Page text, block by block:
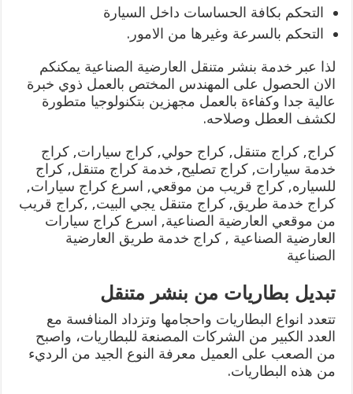
التحكم بكافة الحساسات داخل السيارة
التحكم بالسرعة وغيرها من الامور.
لذا عبر خدمة بنشر متنقل العارضية الصناعية يمكنكم
الان الحصول على المهندس المختص بالعمل ذوي خبرة
عالية جدا وكفاءة بالعمل مجهزين بتكنولوجيا متطورة
لكشف العطل وصلاحه.
كراج, كراج متنقل, كراج حولي, كراج سيارات, كراج
خدمة سيارات, كراج تصليح, خدمة كراج متنقل, كراج
للسياره, كراج قريب من موقعي, اسرع كراج سيارات,
كراج خدمة طريق, كراج متنقل يجي البيت, ,كراج قريب
من موقعي العارضية الصناعية, اسرع كراج سيارات
العارضية الصناعية , كراج خدمة طريق العارضية
الصناعية
تبديل بطاريات من بنشر متنقل
تتعدد انواع البطاريات واحجامها وتزداد المنافسة مع
العدد الكبير من الشركات المصنعة للبطاريات، واصبح
من الصعب على العميل معرفة النوع الجيد من الرديء
من هذه البطاريات.